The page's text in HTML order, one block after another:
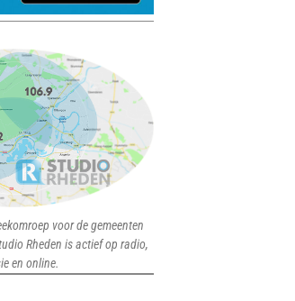
voor de gemeenten
Rheden is actief op radio,
en online.